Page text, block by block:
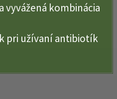
vyvážená kombinácia
pri užívaní antibiotík